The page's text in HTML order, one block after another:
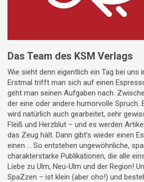
Das Team des KSM Verlags
Wie sieht denn eigentlich ein Tag bei uns
Erstmal trifft man sich auf einen
geht man seinen Aufgaben nach.
der eine oder andere humorvolle Spruch.
wird natürlich auch gearbeitet, sehr
Fleiß und Herzblut – und es werden
das Zeug hält. Dann gibt’s wieder einen
einen ... So entstehen ungewöhnliche,
charakterstarke Publikationen, die alle
Liebe zu Ulm, Neu-Ulm und der Region!
SpaZzen – ist klein (aber oho!) und